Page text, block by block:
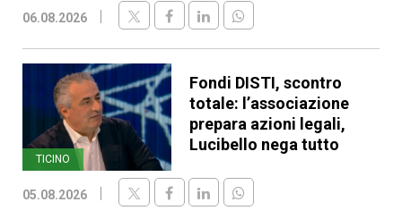
06.08.2026
TICINO
Fondi DISTI, scontro
totale: l’associazione
prepara azioni legali,
Lucibello nega tutto
05.08.2026